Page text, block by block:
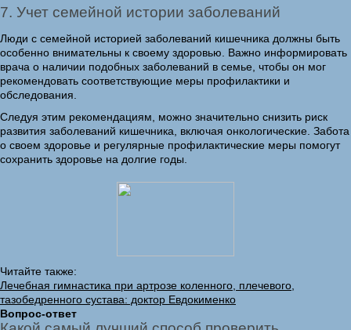
7. Учет семейной истории заболеваний
Люди с семейной историей заболеваний кишечника должны быть
особенно внимательны к своему здоровью. Важно информировать
врача о наличии подобных заболеваний в семье, чтобы он мог
рекомендовать соответствующие меры профилактики и
обследования.
Следуя этим рекомендациям, можно значительно снизить риск
развития заболеваний кишечника, включая онкологические. Забота
о своем здоровье и регулярные профилактические меры помогут
сохранить здоровье на долгие годы.
Читайте также:
Лечебная гимнастика при артрозе коленного, плечевого,
тазобедренного сустава: доктор Евдокименко
Вопрос-ответ